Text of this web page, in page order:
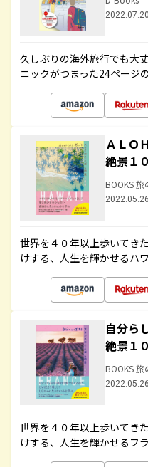
久しぶりの海外旅行でも大
ニックがつまった24ページ
ＡＬＯ
絶景１
BOOKS
世界を４０年以上歩いてき
けする、人生を輝かせるハ
自分ら
絶景１
BOOKS
世界を４０年以上歩いてき
けする、人生を輝かせるフ